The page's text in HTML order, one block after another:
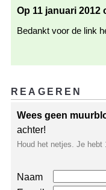
Op 11 januari 2012
Bedankt voor de link
REAGEREN
Wees geen
achter!
Houd het netjes. Je hebt
Naam